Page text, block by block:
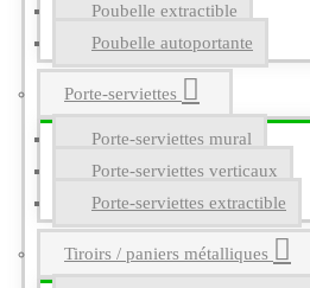
Poubelle extractible
Poubelle autoportante
Porte-serviettes
Porte-serviettes mural
Porte-serviettes verticaux
Porte-serviettes extractible
Tiroirs / paniers métalliques